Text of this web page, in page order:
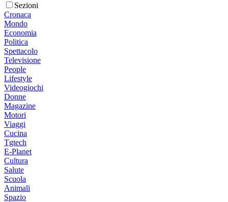
Sezioni
Cronaca
Mondo
Economia
Politica
Spettacolo
Televisione
People
Lifestyle
Videogiochi
Donne
Magazine
Motori
Viaggi
Cucina
Tgtech
E-Planet
Cultura
Salute
Scuola
Animali
Spazio